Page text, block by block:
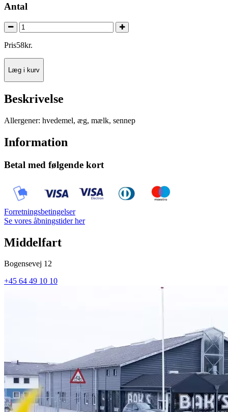
Antal
Pris58kr.
Læg i kurv
Beskrivelse
Allergener: hvedemel, æg, mælk, sennep
Information
Betal med følgende kort
Forretningsbetingelser
Se vores åbningstider her
Middelfart
Bogensevej 12
+45 64 49 10 10